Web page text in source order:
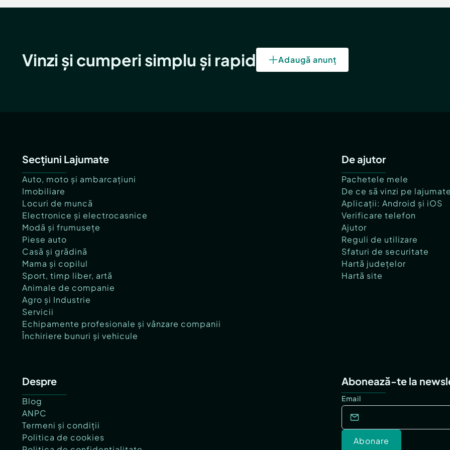
Vinzi și cumperi simplu și rapid Adaugă anunț
Secțiuni Lajumate
Auto, moto și ambarcațiuni
Imobiliare
Locuri de muncă
Electronice și electrocasnice
Modă și frumusețe
Piese auto
Casă și grădină
Mama și copilul
Sport, timp liber, artă
Animale de companie
Agro și Industrie
Servicii
Echipamente profesionale și vânzare companii
Închiriere bunuri și vehicule
De ajutor
Pachetele mele
De ce să vinzi pe
Aplicații: Android și iOS
Verificare telefon
Ajutor
Reguli de utilizare
Sfaturi de securitate
Hartă județelor
Hartă site
Despre
Blog
ANPC
Termeni și condiții
Politica de cookies
Abonează-te la
Email
Abonare